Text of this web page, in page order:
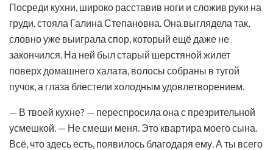
Посреди кухни, широко расставив ноги и сложив руки на
груди, стояла Галина Степановна. Она выглядела так,
словно уже выиграла спор, который ещё даже не
закончился. На ней был старый шерстяной жилет
поверх домашнего халата, волосы собраны в тугой
пучок, а глаза блестели холодным удовлетворением.
— В твоей кухне? — переспросила она с презрительной
усмешкой. — Не смеши меня. Это квартира моего сына.
Всё, что здесь есть, появилось благодаря ему. А ты всего